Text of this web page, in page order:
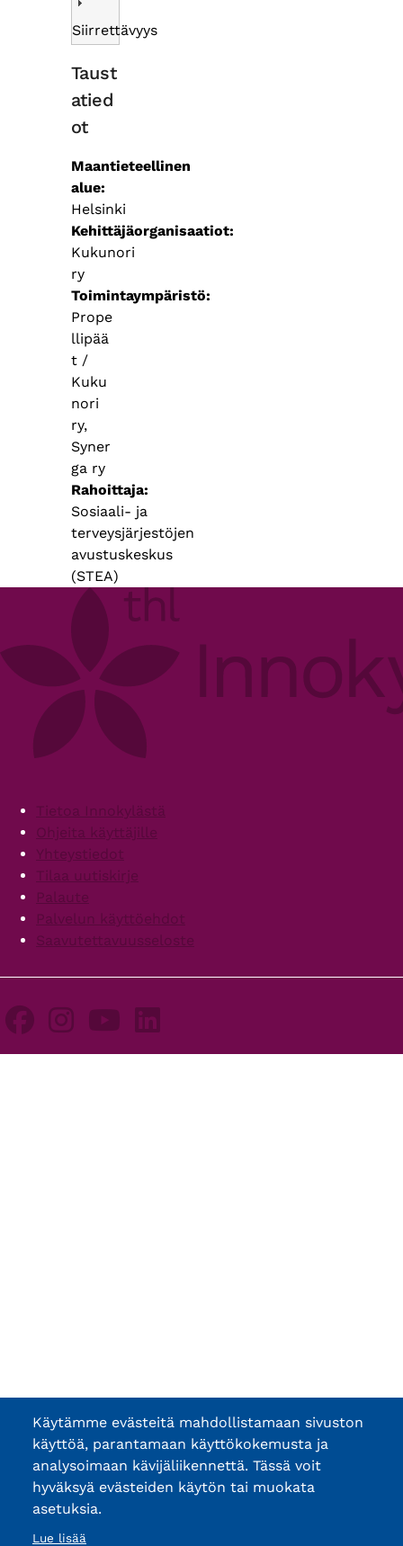
Siirrettävyys
Taust
atied
ot
Maantieteellinen
alue
Helsinki
Kehittäjäorganisaatiot
Kukunori
ry
Toimintaympäristö
Prope
llipää
t /
Kuku
nori
ry,
Syner
ga ry
Rahoittaja
Sosiaali- ja
terveysjärjestöjen
avustuskeskus
(STEA)
FooterTietoa Innokylästä
Ohjeita käyttäjille
Yhteystiedot
Tilaa uutiskirje
Palaute
Palvelun käyttöehdot
Saavutettavuusseloste
Käytämme evästeitä mahdollistamaan sivuston
käyttöä, parantamaan käyttökokemusta ja
analysoimaan kävijäliikennettä. Tässä voit
hyväksyä evästeiden käytön tai muokata
asetuksia.
Lue lisää